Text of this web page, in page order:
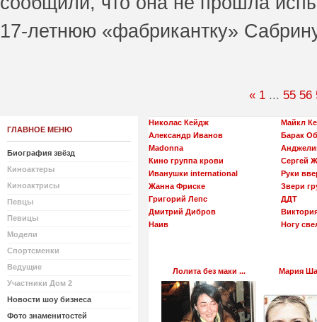
17-летнюю «фабрикантку»
« 1... 55 56
ГЛАВНОЕ МЕНЮ
Биография звёзд
Киноактеры
Киноактрисы
Певцы
Певицы
Модели
Спортсменки
Ведущие
Участники Дом 2
Новости шоу бизнеса
Фото знаменитостей
Майкл
Николас Кейдж
Барак
Александр Иванов
Madonna
Сергей
Кино группа крови
Руки
Иванушки international
Звери
Жанна Фриске
ДДТ
Григорий Лепс
Дмитрий Дибров
Ногу
Наив
Лолита без маки ... Мария